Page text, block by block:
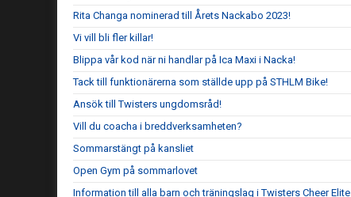
Rita Changa nominerad till Årets Nackabo 2023!
Vi vill bli fler killar!
Blippa vår kod när ni handlar på Ica Maxi i Nacka!
Tack till funktionärerna som ställde upp på STHLM Bike!
Ansök till Twisters ungdomsråd!
Vill du coacha i breddverksamheten?
Sommarstängt på kansliet
Open Gym på sommarlovet
Information till alla barn och träningslag i Twisters Cheer Elite